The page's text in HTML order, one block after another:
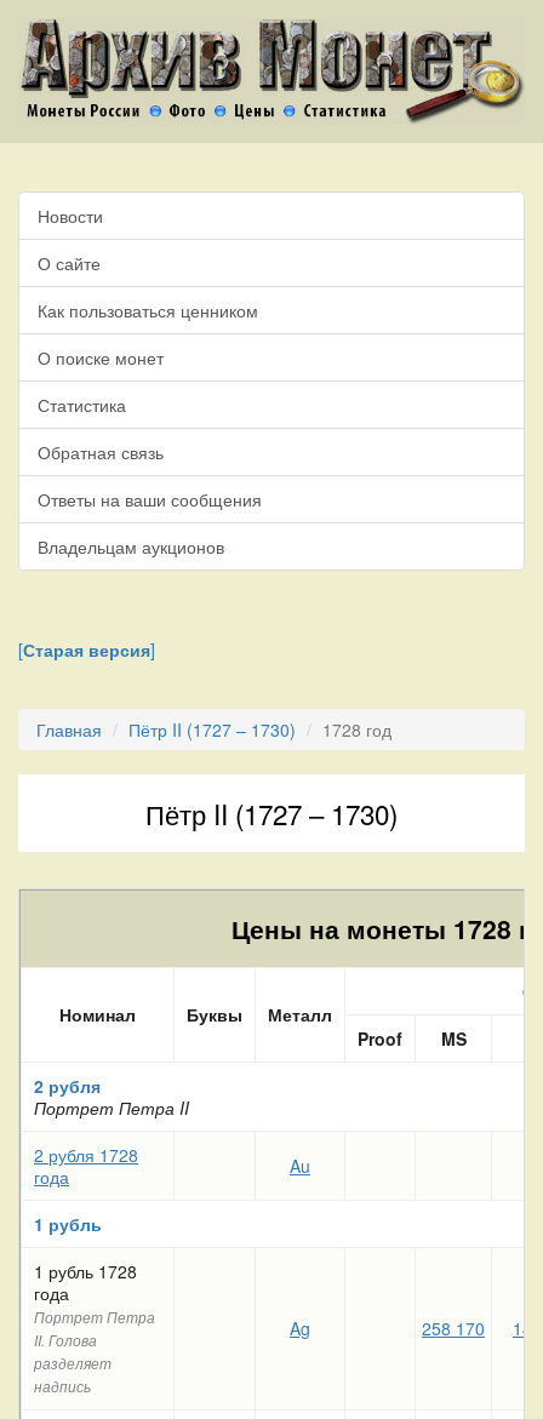
Новости
О сайте
Как пользоваться ценником
О поиске монет
Статистика
Обратная связь
Ответы на ваши сообщения
Владельцам аукционов
[Старая версия]
Главная Пётр II (1727 – 1730) 1728 год
Пётр II (1727 – 1730)
Цены на монеты 1728
Номинал Буквы Металл
Proof
MS
2 рубля
Портрет Петра II
2 рубля 1728
года
Au
1 рубль
1 рубль 1728
года
Портрет Петра
II. Голова
разделяет
надпись
Ag 258 170